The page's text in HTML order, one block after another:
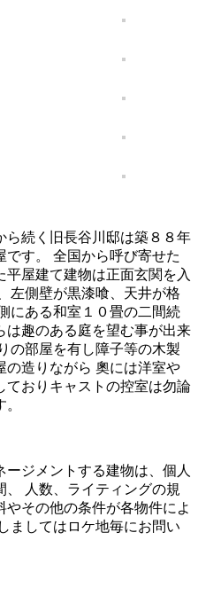
ら続く旧長谷川邸は築８８年
す。 全国から呼び寄せた
屋建て建物は正面玄関を入
左側壁が黒漆喰、天井が格
にある和室１０畳の二間続
は趣のある庭を望む事が出来
の部屋を有し障子等の木製
の造りながら 奧には洋室や
ておりキャストの控室は勿論
ジメントする建物は、個人
人数、ライティングの規
その他の条件が各物件によ
ましてはロケ地毎にお問い